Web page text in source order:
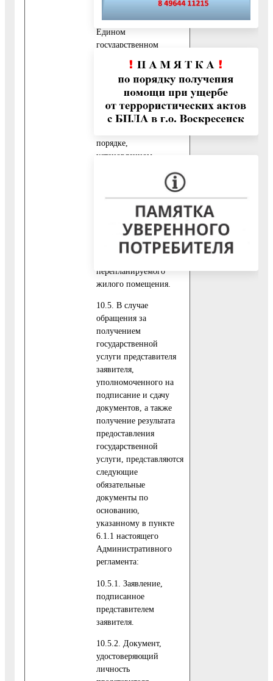
если права на него не
зарегистрированы в
Едином
государственном
недвижимое
имущество и сделок с
10.4.5 Подготовленный
порядке,
установленном
Административному
регламенту, проект
переустройства и (или)
перепланировки
переустраиваемого и
перепланируемого
жилого помещения.
10.5. В случае
обращения за
получением
государственной
услуги представителя
заявителя,
уполномоченного на
подписание и сдачу
документов, а также
получение результата
предоставления
государственной
услуги, представляются
следующие
обязательные
документы по
основанию,
указанному в пункте
6.1.1 настоящего
Административного
регламента:
10.5.1. Заявление,
подписанное
представителем
заявителя.
10.5.2. Документ,
удостоверяющий
личность